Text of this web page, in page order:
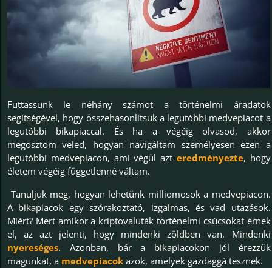
Futtassunk le néhány számot a történelmi áradatok
segítségével, hogy összehasonlítsuk a legutóbbi medvepiacot a
legutóbbi bikapiaccal. És ha a végéig olvasod, akkor
megosztom veled, hogyan navigáltam személyesen ezen a
legutóbbi medvepiacon, ami végül azt eredményezte, hogy
életem végéig függetlenné váltam.
Tanuljuk meg, hogyan lehetünk milliomosok a medvepiacon.
A bikapiacok egy szórakoztató, izgalmas, és vad utazások.
Miért? Mert amikor a kriptovaluták történelmi csúcsokat érnek
el, az azt jelenti, hogy mindenki zöldben van. Mindenki
nyereséges. Azonban, bár a bikapiacokon jól érezzük
magunkat, a medvepiacok azok, amelyek gazdaggá tesznek.